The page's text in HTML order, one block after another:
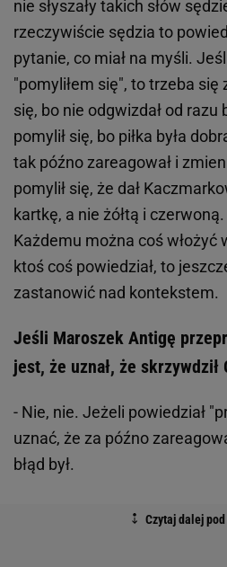
nie słyszały takich słów
rzeczywiście sędzia to
pytanie, co miał na myśli.
"pomyliłem się", to trzeba się
się, bo nie odgwizdał od razu
pomylił się, bo piłka była
tak późno zareagował i
pomylił się, że dał
kartkę, a nie żółtą i
Każdemu można coś włożyć
ktoś coś powiedział, to
zastanowić nad kontekstem.
Jeśli Maroszek Antigę
jest, że uznał, że skrzywdził
- Nie, nie. Jeżeli powiedział
uznać, że za późno
błąd był.